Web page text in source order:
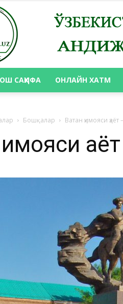
САҲИФА ОНЛАЙН ХАТМ
Бошқалар Ватан ҳимояси